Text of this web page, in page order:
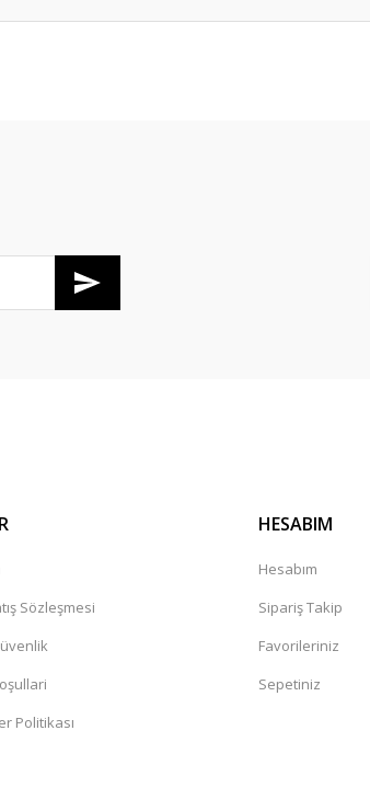
Sözleşmesi
Politikası
HESABIM
Hesabım
Sipariş Takip
Favorileriniz
Sepetiniz